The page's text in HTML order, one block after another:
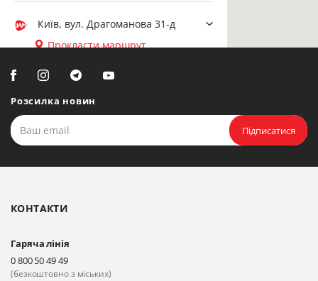
Київ, вул. Драгоманова 31-д
Прокласти маршрут
Біла Церква, вул. Ярослава
Мудрого, 20, офіс 108
Прокласти маршрут
Київ, вул. Драгоманова 31-д
Прокласти маршрут
Розсилка новин
Підписатися
КОНТАКТИ
Гаряча лінія
0 800 50 49 49
(безкоштовно з міських)